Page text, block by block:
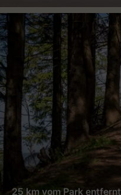
25 km vom Park entfernt